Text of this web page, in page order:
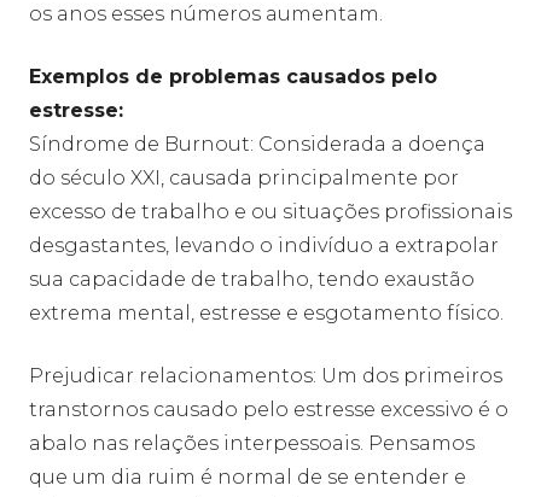
os anos esses números aumentam.
Exemplos de problemas causados pelo
estresse:
Síndrome de Burnout: Considerada a doença
do século XXI, causada principalmente por
excesso de trabalho e ou situações profissionais
desgastantes, levando o indivíduo a extrapolar
sua capacidade de trabalho, tendo exaustão
extrema mental, estresse e esgotamento físico.
Prejudicar relacionamentos: Um dos primeiros
transtornos causado pelo estresse excessivo é o
abalo nas relações interpessoais. Pensamos
que um dia ruim é normal de se entender e